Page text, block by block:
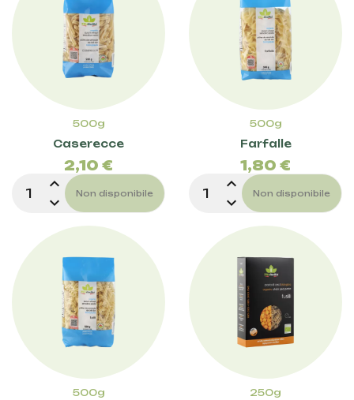
500g
Caserecce
Prezzo
2,10 €
expand_less
expand_more
Non disponibile
500g
Farfalle
1,80 €
expand_less
expand_more
Non disponibile
500g 250g